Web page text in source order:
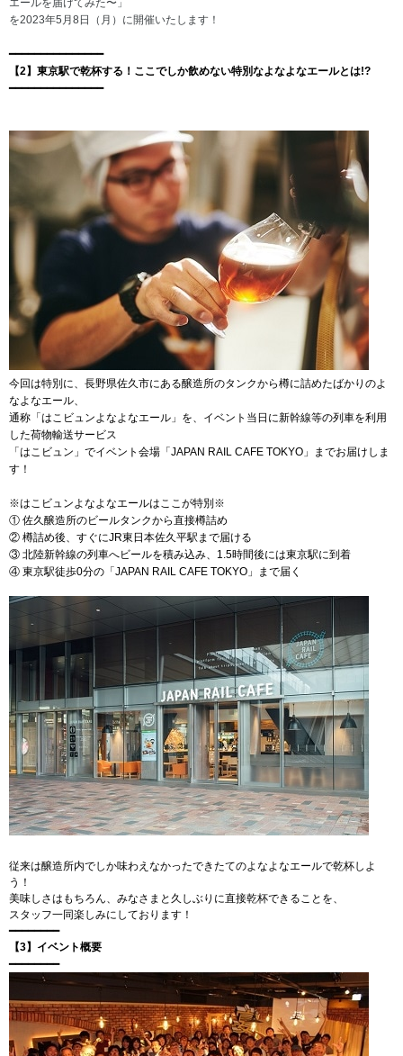
エールを届けてみた〜」
を2023年5月8日（月）に開催いたします！
━━━━━━━━━━━━━━━
【2】 東京駅で乾杯する！ここでしか飲めない特別なよなよなエールとは!?
━━━━━━━━━━━━━━━
今回は特別に、長野県佐久市にある醸造所のタンクから樽に詰めたばかりのよ
なよなエール、
通称「はこビュンよなよなエール」を、イベント当日に新幹線等の列車を利用
した荷物輸送サービス
「はこビュン」でイベント会場「JAPAN RAIL CAFE TOKYO」までお届けしま
す！
※はこビュンよなよなエールはここが特別※
① 佐久醸造所のビールタンクから直接樽詰め
② 樽詰め後、すぐにJR東日本佐久平駅まで届ける
③ 北陸新幹線の列車へビールを積み込み、1.5時間後には東京駅に到着
④ 東京駅徒歩0分の「JAPAN RAIL CAFE TOKYO」まで届く
従来は醸造所内でしか味わえなかったできたてのよなよなエールで乾杯しよ
う！
美味しさはもちろん、みなさまと久しぶりに直接乾杯できることを、
スタッフ一同楽しみにしております！
━━━━━━━━
【3】イベント概要
━━━━━━━━